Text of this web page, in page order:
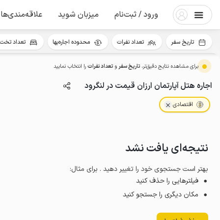
ورود / ثبت‌نام میزبان شوید علاقه‌مندی‌ها
برای مشاهده نتایج دقیق‌تر، تاریخ سفرو تعداد نفراترا انتخاب نمایید
اجاره هتل آپارتمان ارزان قیمت در لنگرود
اقتصادی
نتیجه‌ای یافت نشد
بهتر است جستجوی خود را تغییر دهید . برای مثال:
فیلترهایی را حذف کنید
مکان دیگری را جستجو کنید
تاریخ سفر تعداد نفرات محدوده اجاره‌بها تعداد تخت